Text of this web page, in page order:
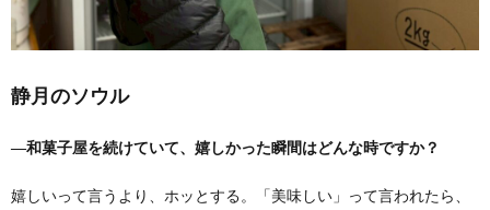
静月のソウル
―和菓子屋を続けていて、嬉しかった瞬間はどんな時ですか？
嬉しいって言うより、ホッとする。「美味しい」って言われたら、